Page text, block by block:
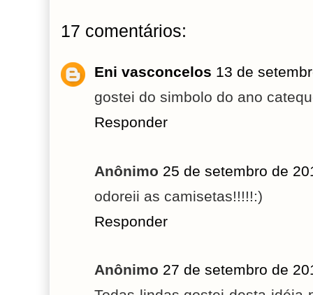
17 comentários:
Eni vasconcelos 13 de
gostei do simbolo do ano
Responder
Anônimo 25 de setembro de
odoreii as camisetas!!!!!:)
Responder
Anônimo 27 de setembro de